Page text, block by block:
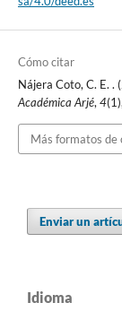
Cómo citar
Nájera Coto, C. E. .
Académica Arjé,4
Más formatos de
Enviar un
Idioma